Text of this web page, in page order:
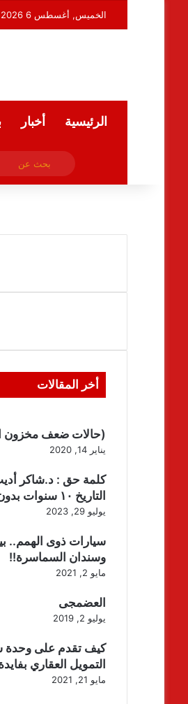
الخميس, أغسطس 6 2026
الرئيسية أخبار
فيسبوكملخص الموقع RSS
بحث
عن
أخر المقالات
(حالات ضعف مخزون
يناير 14, 2020
كلمة حق : د.شاكر
التاريخ ١٠ سنوات بدون انقطاعات
يوليو 29, 2023
سيارات ذوى الهمم..
وسندان السماسرة!!
مايو 2, 2021
العضمجى
يوليو 2, 2019
كيف تقدم على وحدة
التمويل العقاري بفايدة
مايو 21, 2021